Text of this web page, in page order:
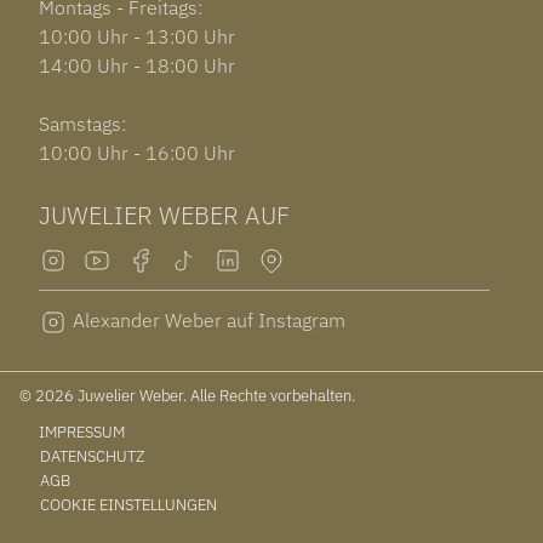
Montags - Freitags:
10:00 Uhr - 13:00 Uhr
14:00 Uhr - 18:00 Uhr
Samstags:
10:00 Uhr - 16:00 Uhr
JUWELIER WEBER AUF
Alexander Weber auf Instagram
© 2026 Juwelier Weber. Alle Rechte vorbehalten.
IMPRESSUM
DATENSCHUTZ
AGB
COOKIE EINSTELLUNGEN